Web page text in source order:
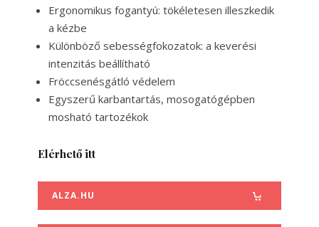
Ergonomikus fogantyú: tökéletesen illeszkedik
a kézbe
Különböző sebességfokozatok: a keverési
intenzitás beállítható
Fröccsenésgátló védelem
Egyszerű karbantartás, mosogatógépben
mosható tartozékok
Elérhető itt
ALZA.HU